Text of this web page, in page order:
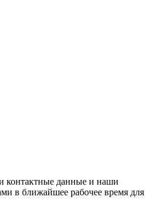
контактные данные и наши
в ближайшее рабочее время для